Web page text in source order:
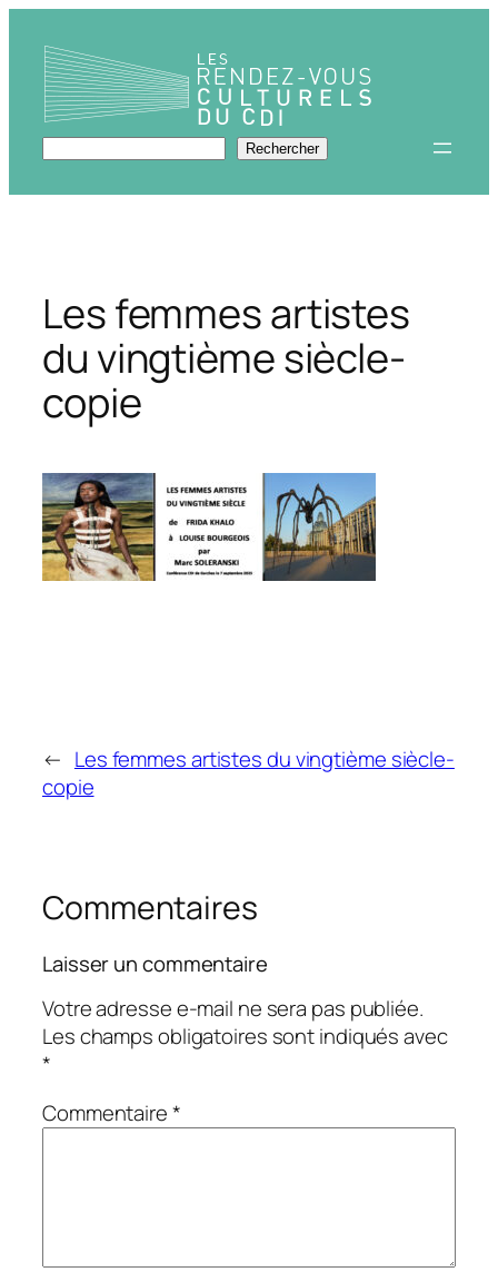
contenu
Rechercher Rechercher
Les femmes artistes
du vingtième siècle-
copie
← Les femmes artistes du vingtième siècle-
copie
Commentaires
Laisser un commentaire
Votre adresse e-mail ne sera pas publiée.
Les champs obligatoires sont indiqués avec
*
Commentaire*